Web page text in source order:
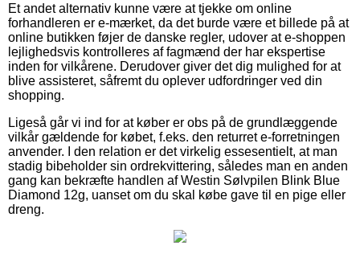
Et andet alternativ kunne være at tjekke om online
forhandleren er e-mærket, da det burde være et billede på at
online butikken føjer de danske regler, udover at e-shoppen
lejlighedsvis kontrolleres af fagmænd der har ekspertise
inden for vilkårene. Derudover giver det dig mulighed for at
blive assisteret, såfremt du oplever udfordringer ved din
shopping.
Ligeså går vi ind for at køber er obs på de grundlæggende
vilkår gældende for købet, f.eks. den returret e-forretningen
anvender. I den relation er det virkelig essesentielt, at man
stadig bibeholder sin ordrekvittering, således man en anden
gang kan bekræfte handlen af Westin Sølvpilen Blink Blue
Diamond 12g, uanset om du skal købe gave til en pige eller
dreng.